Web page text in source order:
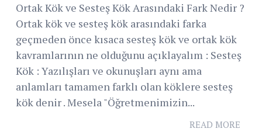
Ortak Kök ve Sesteş Kök Arasındaki Fark Nedir ?
Ortak kök ve sesteş kök arasındaki farka
geçmeden önce kısaca sesteş kök ve ortak kök
kavramlarının ne olduğunu açıklayalım : Sesteş
Kök : Yazılışları ve okunuşları aynı ama
anlamları tamamen farklı olan köklere sesteş
kök denir . Mesela "Öğretmenimizin...
READ MORE